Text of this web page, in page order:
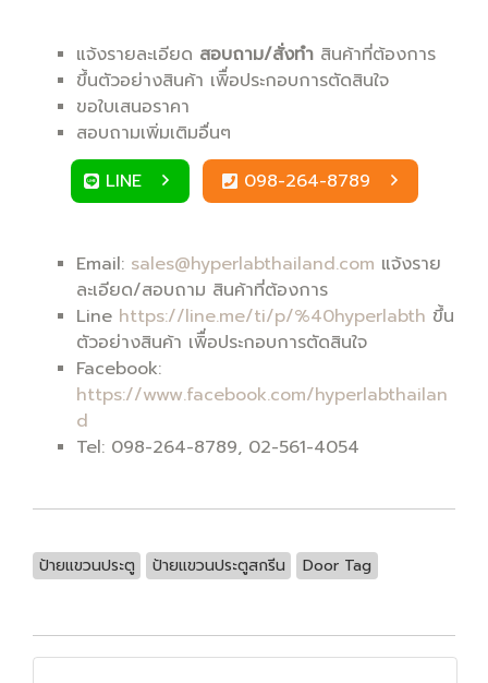
แจ้งรายละเอียด สอบถาม/สั่งทำ สินค้าที่ต้องการ
ขึ้นตัวอย่างสินค้า เพิื่อประกอบการตัดสินใจ
ขอใบเสนอราคา
สอบถามเพิ่มเติมอื่นๆ
LINE
098-264-8789
Email: sales@hyperlabthailand.com แจ้งราย
ละเอียด/สอบถาม สินค้าที่ต้องการ
Line https://line.me/ti/p/%40hyperlabth ขึ้น
ตัวอย่างสินค้า เพิื่อประกอบการตัดสินใจ
Facebook:
https://www.facebook.com/hyperlabthailan
d
Tel: 098-264-8789, 02-561-4054
ป้ายแขวนประตู ป้ายแขวนประตูสกรีน Door Tag